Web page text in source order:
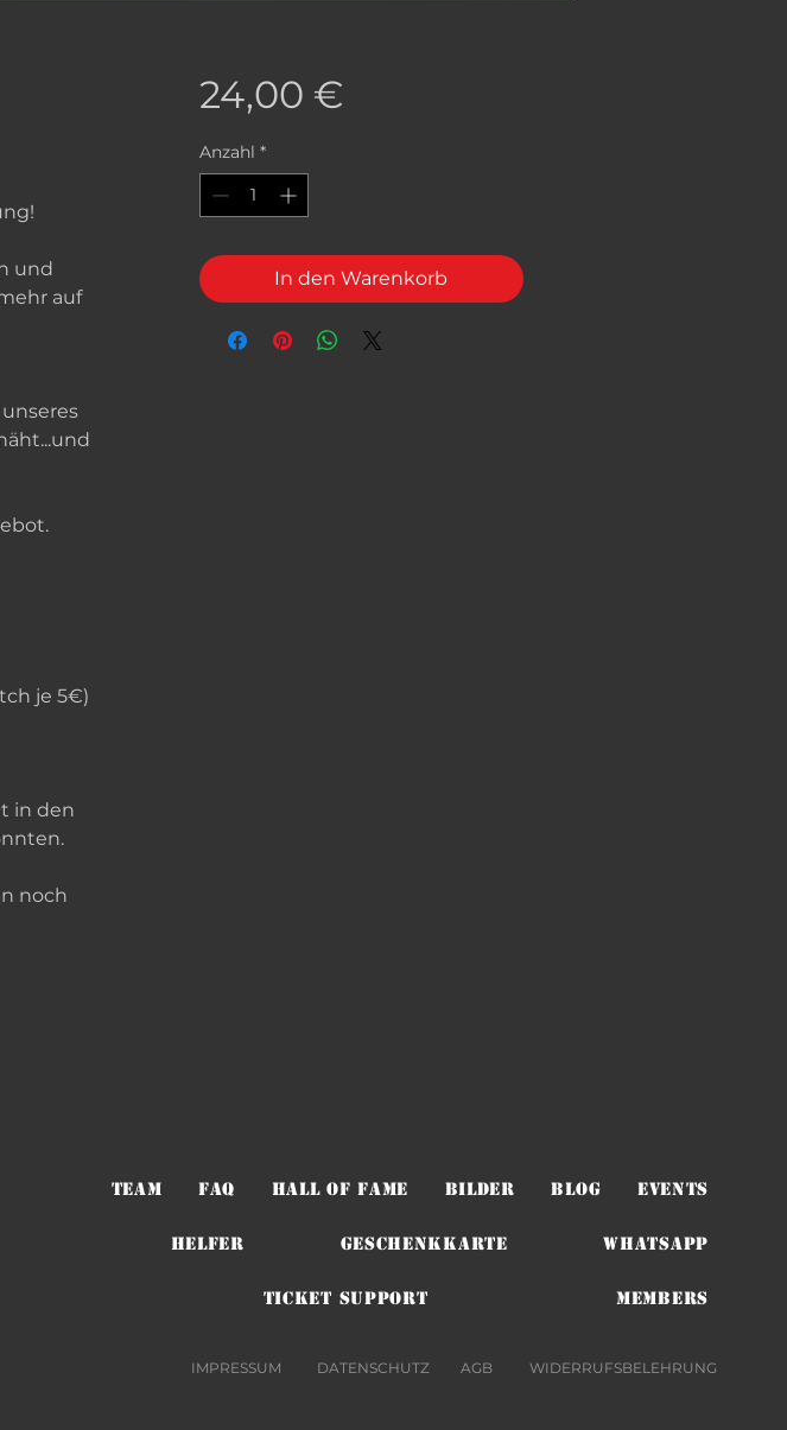
und
auf
je 5€)
in den
noch
24,00 €
Anzahl *
In den Warenkorb
TEAM FAQ HALL OF FAME BILDER BLOG EVENTS
HELFER Geschenkkarte WHATSAPP
TICKET SUPPORT Members
IMPRESSUM DATENSCHUTZ AGB WIDERRUFSBELEHRUNG